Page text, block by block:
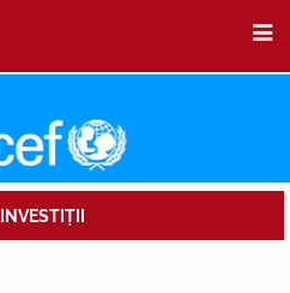
INVESTIŢII